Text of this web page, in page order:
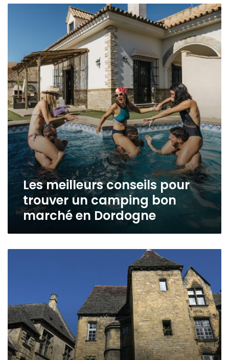
trouver
un
camping
bon
marché
en
Dordogne
Les meilleurs conseils pour
trouver un camping bon
marché en Dordogne